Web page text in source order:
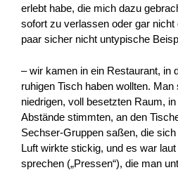
erlebt habe, die mich dazu
sofort zu verlassen oder gar
paar sicher nicht untypische
– wir kamen in ein Restaurant, in
ruhigen Tisch haben wollten.
niedrigen, voll besetzten Raum,
Abstände stimmten, an den
Sechser-Gruppen saßen, die
Luft wirkte stickig, und es war
sprechen („Pressen“), die man